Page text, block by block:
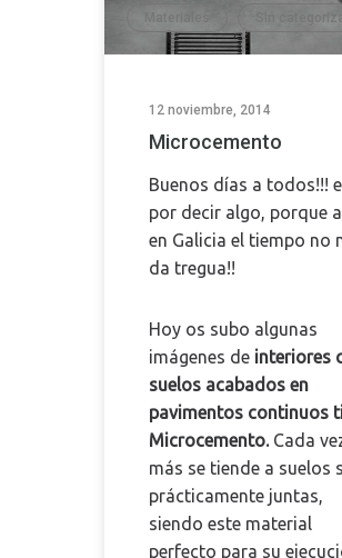
Materiales
,
Sin
12 noviembre, 2014
Microcemento
Buenos días a todos!!!
por decir algo, porque
en Galicia el tiempo no
da tregua!!
Hoy os subo algunas
imágenes de interiores
suelos acabados en
pavimentos continuos
Microcemento.Cada
más se tiende a suelos
prácticamente juntas,
siendo este material
perfecto para su